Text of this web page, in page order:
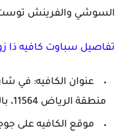
السوشي والفرينش
تفاصيل سباوت كافيه ذا
عنوان الكافيه: في
منطقة الرياض 11564، بالمملكة العربية السعودية.
موقع الكافيه على